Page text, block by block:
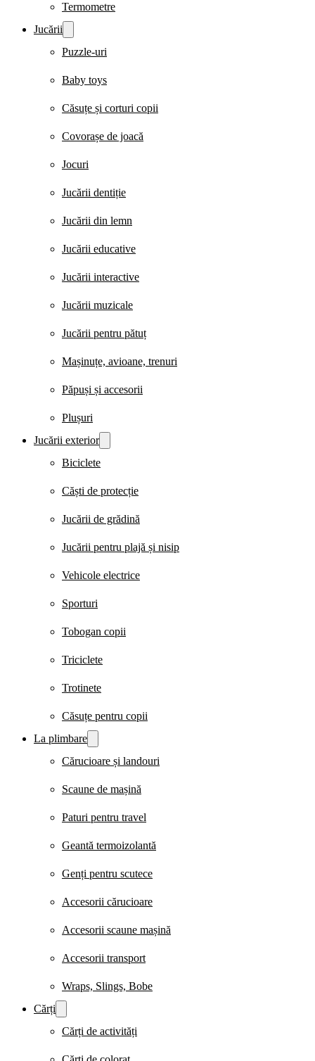
Termometre
Jucării
Puzzle-uri
Baby toys
Căsuțe și corturi copii
Covorașe de joacă
Jocuri
Jucării dentiție
Jucării din lemn
Jucării educative
Jucării interactive
Jucării muzicale
Jucării pentru pătuț
Mașinuțe, avioane, trenuri
Păpuși și accesorii
Plușuri
Jucării exterior
Biciclete
Căști de protecție
Jucării de grădină
Jucării pentru plajă și nisip
Vehicole electrice
Sporturi
Tobogan copii
Triciclete
Trotinete
Căsuțe pentru copii
La plimbare
Cărucioare și landouri
Scaune de mașină
Paturi pentru travel
Geantă termoizolantă
Genți pentru scutece
Accesorii cărucioare
Accesorii scaune mașină
Accesorii transport
Wraps, Slings, Bobe
Cărți
Cărți de activități